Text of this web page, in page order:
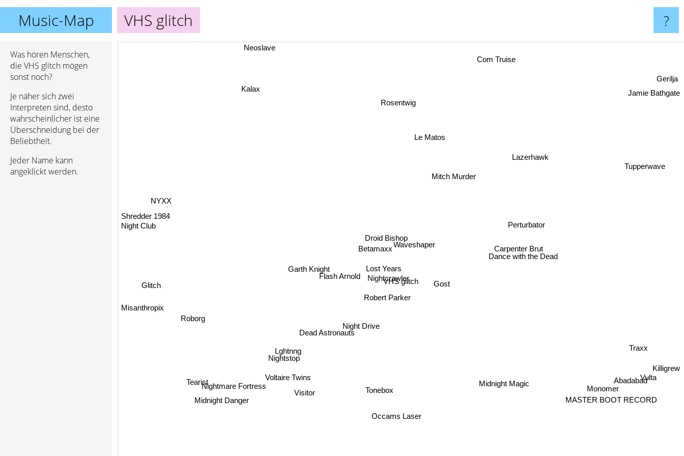
Music-Map VHS glitch ?
Was hören Menschen,
die VHS glitch mögen
sonst noch?
Je näher sich zwei
Interpreten sind, desto
wahrscheinlicher ist eine
Überschneidung bei der
Beliebtheit.
Jeder Name kann
angeklickt werden.
VHS glitch Gost
Nightcrawler
Betamaxx
Lost Years
Night Drive
Droid Bishop
Robert Parker
Waveshaper
Flash Arnold
Garth Knight
Dead Astronauts
Perturbator
Mitch Murder
Dance with the Dead
Voltaire Twins
Tonebox
Visitor
Lghtnng
Le Matos
Nightstop
Midnight Magic
Roborg
Occams Laser
Nightmare Fortress
Lazerhawk
Rosentwig
Monomer
Glitch
MASTER BOOT RECORD
Abadabad
NYXX
Tupperwave
Kalax
Killigrew
Vulta
Misanthropix
Com Truise
Midnight Danger
Night Club
Gerilja
Jamie Bathgate
Neoslave
Shredder 1984